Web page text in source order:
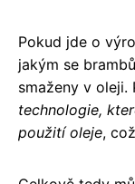
Pokud jde o
jakým se
smaženy v oleji.
technologie,
použití oleje,